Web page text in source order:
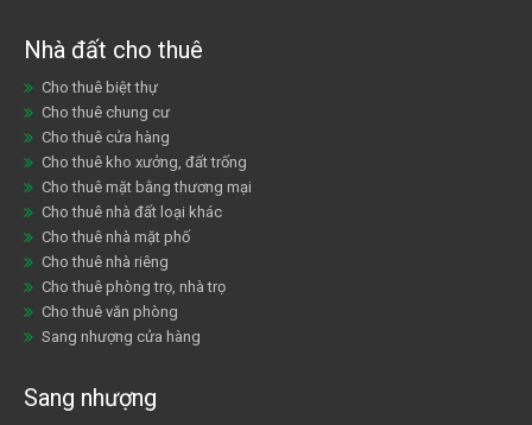
Nhà đất cho thuê
Cho thuê biệt thự
Cho thuê chung cư
Cho thuê cửa hàng
Cho thuê kho xưởng, đất trống
Cho thuê mặt bằng thương mại
Cho thuê nhà đất loại khác
Cho thuê nhà mặt phố
Cho thuê nhà riêng
Cho thuê phòng trọ, nhà trọ
Cho thuê văn phòng
Sang nhượng cửa hàng
Sang nhượng